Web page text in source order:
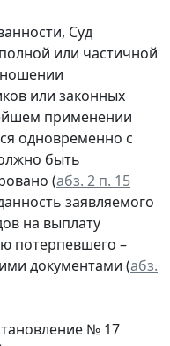
Суд
или частичной
или законных
применении
одновременно с
быть
(абз. 2 п. 15
заявляемого
на выплату
потерпевшего –
документами (абз.
№ 17